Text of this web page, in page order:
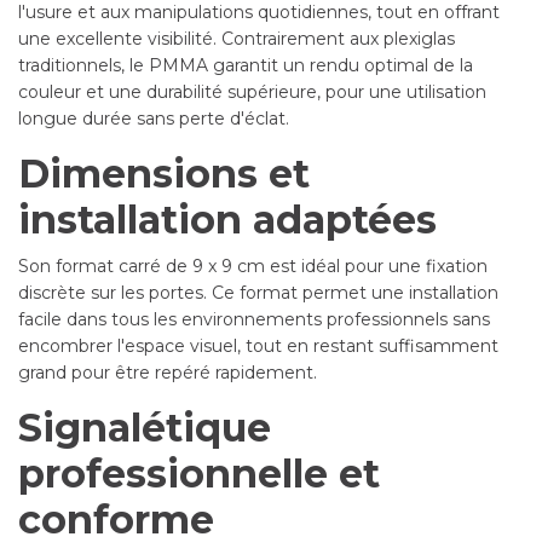
l'usure et aux manipulations quotidiennes, tout en offrant
une excellente visibilité. Contrairement aux plexiglas
traditionnels, le PMMA garantit un rendu optimal de la
couleur et une durabilité supérieure, pour une utilisation
longue durée sans perte d'éclat.
Dimensions et
installation adaptées
Son format carré de 9 x 9 cm est idéal pour une fixation
discrète sur les portes. Ce format permet une installation
facile dans tous les environnements professionnels sans
encombrer l'espace visuel, tout en restant suffisamment
grand pour être repéré rapidement.
Signalétique
professionnelle et
conforme